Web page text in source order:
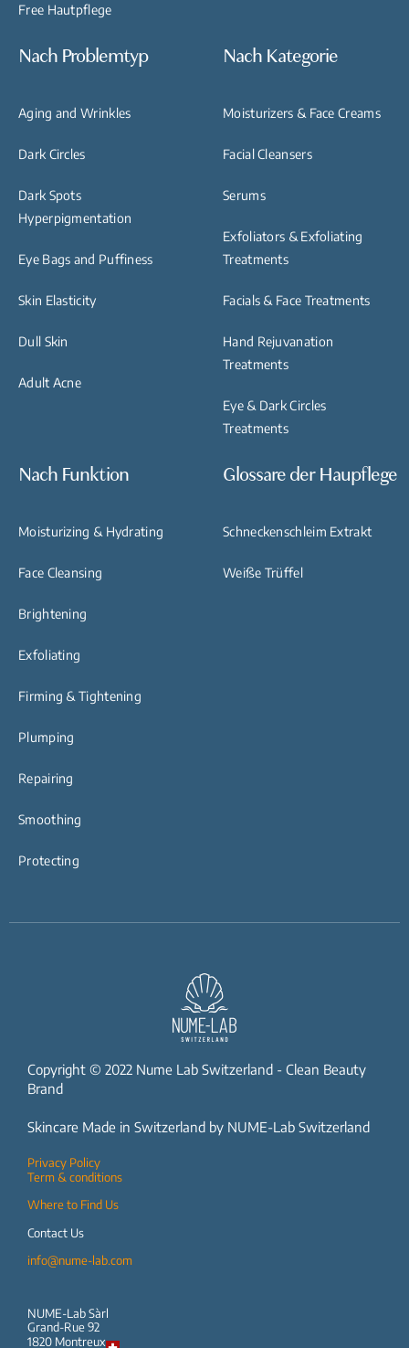
Free Hautpflege
Nach Problemtyp
Aging and Wrinkles
Dark Circles
Dark Spots
Hyperpigmentation
Eye Bags and Puffiness
Skin Elasticity
Dull Skin
Adult Acne
Nach Kategorie
Moisturizers & Face Creams
Facial Cleansers
Serums
Exfoliators & Exfoliating
Treatments
Facials & Face Treatments
Hand Rejuvanation
Treatments
Eye & Dark Circles
Treatments
Nach Funktion
Moisturizing & Hydrating
Face Cleansing
Brightening
Exfoliating
Firming & Tightening
Plumping
Repairing
Smoothing
Protecting
Glossare der Haupflege
Schneckenschleim Extrakt
Weiße Trüffel
Copyright © 2022 Nume Lab Switzerland - Clean Beauty
Brand
Skincare Made in Switzerland by NUME-Lab Switzerland
Privacy Policy
Term & conditions
Where to Find Us
Contact Us
info@nume-lab.com
NUME-Lab Sàrl
Grand-Rue 92
1820 Montreux